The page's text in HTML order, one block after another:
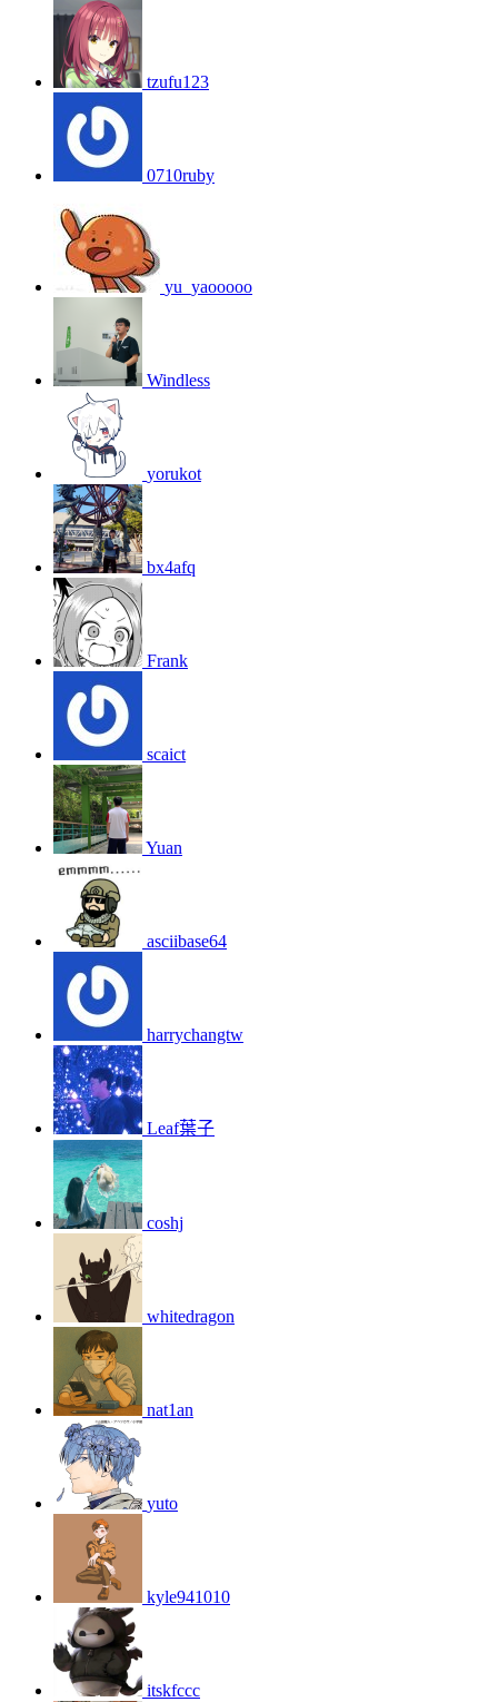
tzufu123
0710ruby
yu_yaooooo
Windless
yorukot
bx4afq
Frank
scaict
Yuan
asciibase64
harrychangtw
Leaf葉子
coshj
whitedragon
nat1an
yuto
kyle941010
itskfccc